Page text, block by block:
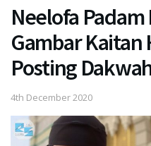
Neelofa
Gambar Kaitan
Posting
4th December 2020